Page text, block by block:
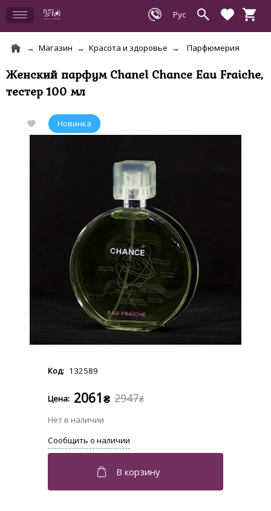
Магазин Красота и здоровье Парфюмерия
Женский парфум Chanel Chance Eau Fraiche,
тестер 100 мл
132589
2947₴
2061₴